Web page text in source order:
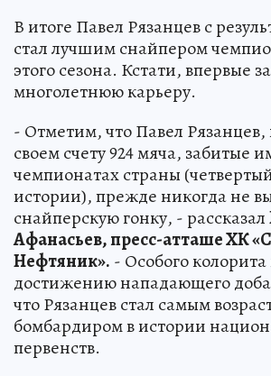
В итоге Павел Рязанцев с
стал лучшим снайпером
этого сезона. Кстати, впервые
многолетнюю карьеру.
- Отметим, что Павел
своем счету 924 мяча, забитые
чемпионатах страны
истории), прежде никогда не
снайперскую гонку, - рассказал
Афанасьев, пресс-атташе ХК
Нефтяник». - Особого
достижению нападающего
что Рязанцев стал самым
бомбардиром в истории
первенств.